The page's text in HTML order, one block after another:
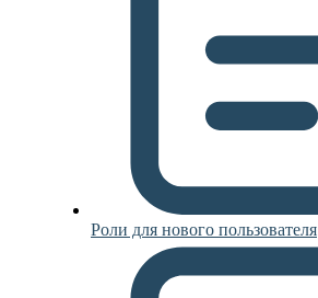
Роли для нового пользователя